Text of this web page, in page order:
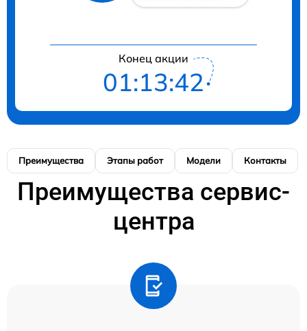
Конец акции
01:13:42
Преимущества Этапы работ Модели Контакты
Преимущества сервис-
центра